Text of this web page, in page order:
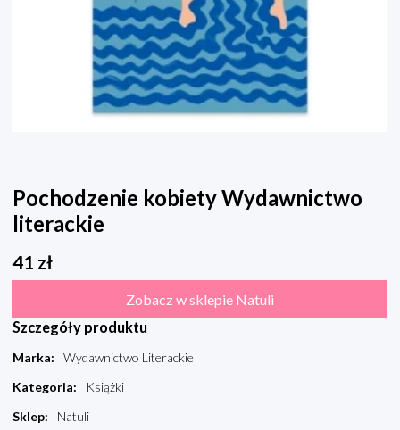
Pochodzenie kobiety Wydawnictwo
literackie
41 zł
Zobacz w sklepie Natuli
Szczegóły produktu
Marka:
Wydawnictwo Literackie
Kategoria:
Książki
Sklep: Natuli